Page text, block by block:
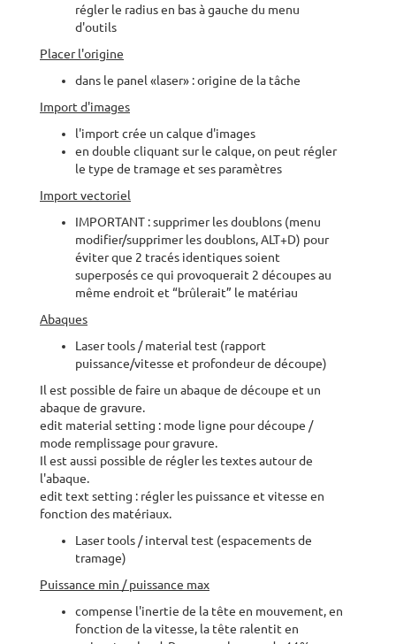
régler le radius en bas à gauche du menu
d'outils
Placer l'origine
dans le panel «laser» : origine de la tâche
Import d'images
l'import crée un calque d'images
en double cliquant sur le calque, on peut régler
le type de tramage et ses paramètres
Import vectoriel
IMPORTANT : supprimer les doublons (menu
modifier/supprimer les doublons, ALT+D) pour
éviter que 2 tracés identiques soient
superposés ce qui provoquerait 2 découpes au
même endroit et “brûlerait” le matériau
Abaques
Laser tools / material test (rapport
puissance/vitesse et profondeur de découpe)
Il est possible de faire un abaque de découpe et un
abaque de gravure.
edit material setting : mode ligne pour découpe /
mode remplissage pour gravure.
Il est aussi possible de régler les textes autour de
l'abaque.
edit text setting : régler les puissance et vitesse en
fonction des matériaux.
Laser tools / interval test (espacements de
tramage)
Puissance min / puissance max
compense l'inertie de la tête en mouvement, en
fonction de la vitesse, la tête ralentit en